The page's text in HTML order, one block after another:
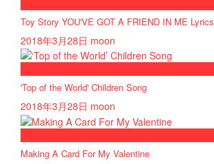
Toy Story YOU'VE GOT A FRIEND IN ME Lyrics
2018年3月28日 moon
'Top of the World' Children Song
2018年3月28日 moon
Making A Card For My Valentine